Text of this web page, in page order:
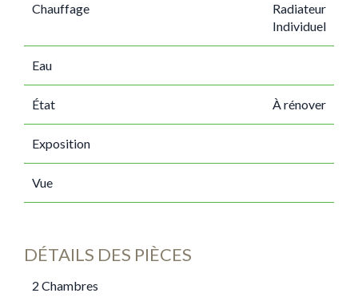
Chauffage
Radiateur
Individuel
Eau
État À rénover
Exposition
Vue
DÉTAILS DES PIÈCES
2 Chambres